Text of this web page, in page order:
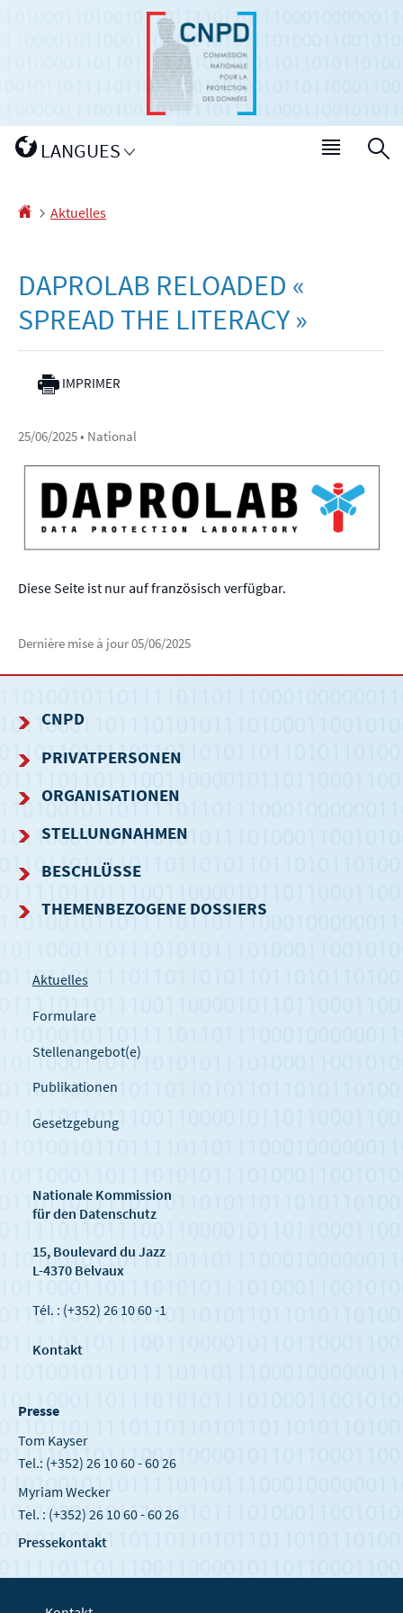
Changer
LANGUES
Haupt-
Startseite
Aktuelles
DAPROLAB RELOADED «
SPREAD THE LITERACY »
IMPRIMER
25/06/2025• National
Diese Seite ist nur auf französisch verfügbar.
Dernière mise à jour05/06/2025
NAVIGATIONSMENÜ
CNPD
PRIVATPERSONEN
ORGANISATIONEN
STELLUNGNAHMEN
BESCHLÜSSE
THEMENBEZOGENE DOSSIERS
Aktuelles
Formulare
Stellenangebot(e)
Publikationen
Gesetzgebung
Nationale Kommission
für den Datenschutz
15, Boulevard du Jazz
L-4370 Belvaux
Tél. : (+352) 26 10 60 -1
Kontakt
Presse
Tom Kayser
Tel.: (+352) 26 10 60 - 60 26
Myriam Wecker
Tel. : (+352) 26 10 60 - 60 26
Pressekontakt